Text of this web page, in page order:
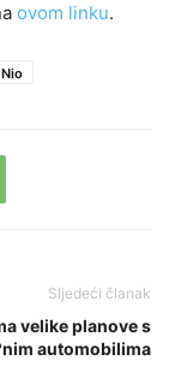
ovom linku.
Nio
Sljedeći članak
velike planove s
automobilima